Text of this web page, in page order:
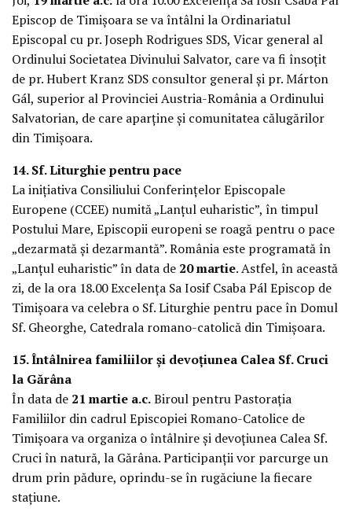
Episcop de Timișoara se va întâlni la Ordinariatul
Episcopal cu pr. Joseph Rodrigues SDS, Vicar general al
Ordinului Societatea Divinului Salvator, care va fi însoțit
de pr. Hubert Kranz SDS consultor general și pr. Márton
Gál, superior al Provinciei Austria-România a Ordinului
Salvatorian, de care aparține și comunitatea călugărilor
din Timișoara.
14. Sf. Liturghie pentru pace
La inițiativa Consiliului Conferințelor Episcopale
Europene (CCEE) numită „Lanțul euharistic”, în timpul
Postului Mare, Episcopii europeni se roagă pentru o pace
„dezarmată și dezarmantă”. România este programată în
„Lanțul euharistic” în data de 20 martie. Astfel, în această
zi, de la ora 18.00 Excelența Sa Iosif Csaba Pál Episcop de
Timișoara va celebra o Sf. Liturghie pentru pace în Domul
Sf. Gheorghe, Catedrala romano-catolică din Timișoara.
15. Întâlnirea familiilor și devoțiunea Calea Sf. Cruci
la Gărâna
În data de 21 martie a.c.Biroul pentru Pastorația
Familiilor din cadrul Episcopiei Romano-Catolice de
Timișoara va organiza o întâlnire și devoțiunea Calea Sf.
Cruci în natură, la Gărâna. Participanții vor parcurge un
drum prin pădure, oprindu-se în rugăciune la fiecare
stațiune.